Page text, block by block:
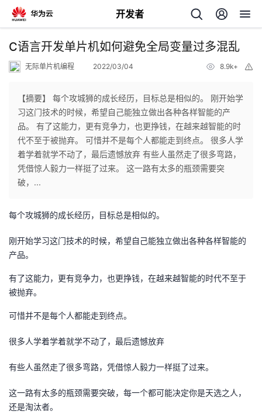
开发者
返
个
人
我
发
者
我
的
博
客
我
的
论
我
的
我
开
发
者
学
堂
我
的
Programs
我
的
支
持
我
的
我
C语言开发单片机如何避免全局变量过多混乱
无际单片机编程 2022/03/04 8.9k+
【摘要】 每个攻城狮的成长经历，目标总是相似的。 刚开始学
习这门技术的时候，希望自己能独立做出各种各样智能的产
品。 有了这能力，更有竞争力，也更挣钱，在越来越智能的时
代不至于被抛弃。 可惜并不是每个人都能走到终点。 很多人学
着学着就学不动了，最后遗憾放弃 有些人虽然走了很多弯路，
凭借惊人毅力一样挺了过来。 这一路有太多的瓶颈需要突
破，...
每个攻城狮的成长经历，目标总是相似的。
刚开始学习这门技术的时候，希望自己能独立做出各种各样智能的
产品。
有了这能力，更有竞争力，也更挣钱，在越来越智能的时代不至于
被抛弃。
可惜并不是每个人都能走到终点。
很多人学着学着就学不动了，最后遗憾放弃
有些人虽然走了很多弯路，凭借惊人毅力一样挺了过来。
这一路有太多的瓶颈需要突破，每一个都可能决定你是天选之人，
还是淘汰者。